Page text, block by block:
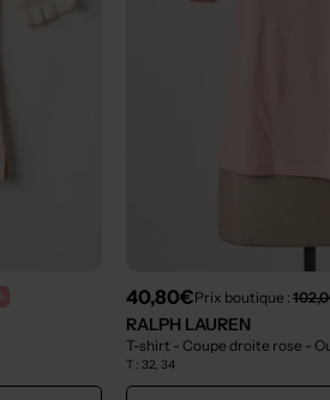
40,80€Prix boutique :
RALPH LAUREN
T-shirt - Coupe droite rose -
T :32, 34